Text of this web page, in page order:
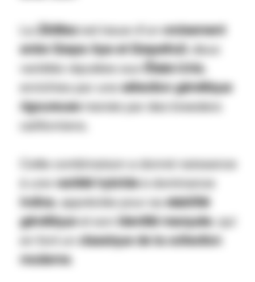
La Zkittlezest issue d’uncroisement
entre Grape Ape et Grapefruit, deux
variétés réputées aux
États-Unis,
enrichies par unesélection génétique
rigoureusemenée par des breeders
californiens.
Cette combinaison a donné naissance
à unevariété hybrideà dominance
indica, appréciée pour sastabilité
génétiqueet son identité marquée, qui
en font unclassique de la collection
moderne.